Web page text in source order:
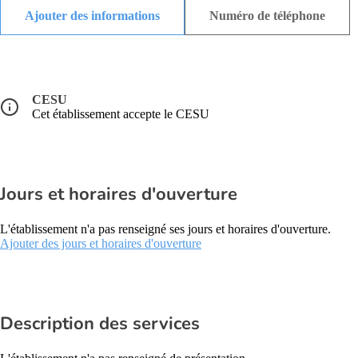
Ajouter des informations Numéro de téléphone
CESU
Cet établissement accepte le CESU
Jours et horaires d'ouverture
L'établissement n'a pas renseigné ses jours et horaires d'ouverture.
Ajouter des jours et horaires d'ouverture
Description des services